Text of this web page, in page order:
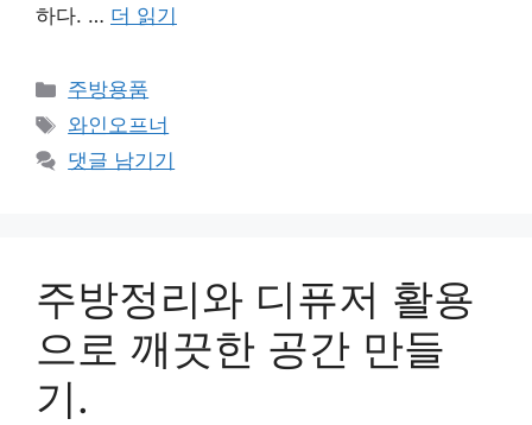
하다. … 더 읽기
카
테
리
주방용품
태
그
와인오프너
댓글 남기기
주방정리와 디퓨저 활용
으로 깨끗한 공간 만들
기.